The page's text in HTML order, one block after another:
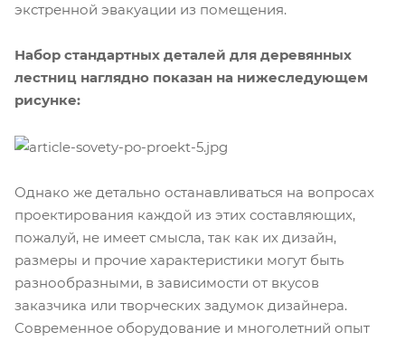
экстренной эвакуации из помещения.
Набор стандартных деталей для деревянных
лестниц наглядно показан на нижеследующем
рисунке:
Однако же детально останавливаться на вопросах
проектирования каждой из этих составляющих,
пожалуй, не имеет смысла, так как их дизайн,
размеры и прочие характеристики могут быть
разнообразными, в зависимости от вкусов
заказчика или творческих задумок дизайнера.
Современное оборудование и многолетний опыт